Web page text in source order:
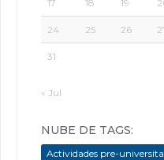
17 18 19
24 25 26
31
« Jul
NUBE DE TAGS:
Actividades pre-